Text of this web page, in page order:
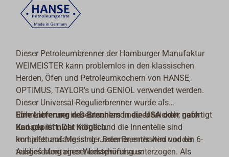
Dieser Petroleumbrenner der Hamburger Manufaktur
WEIMEISTER kann problemlos in den klassischen
Herden, Öfen und Petroleumkochern von HANSE,
OPTIMUS, TAYLOR's und GENIOL verwendet werden.
Dieser Universal-Regulierbrenner wurde als
Röhrenbrenner in Deutschland neu entwickelt, gefertigt
und geprüft. Der Körper und die Innenteile sind
komplett aus Messing. Jeder Brenner wird vor der
Auslieferung einer Werksprüfung unterzogen. Als
Eine Lieferung des Brenners in die USA oder nach
Kanada ist nicht möglich.
Im Lieferumfang ist der Brenner enthalten und ein 6-
teiliges Montageset bestehend aus: